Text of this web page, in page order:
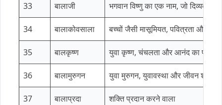
33 बालाजी भगवान विष्णु का एक नाम, जो दिव्यता
34 बालाकोवसाला बच्चों जैसी मासूमियत, पवित्रता और
35 बालकृष्ण युवा कृष्ण, चंचलता और आनंद का
36 बालामुरुगन युवा मुरुगन, युवावस्था और जीवन शक्ति
37 बालाप्रदा शक्ति प्रदान करने वाला